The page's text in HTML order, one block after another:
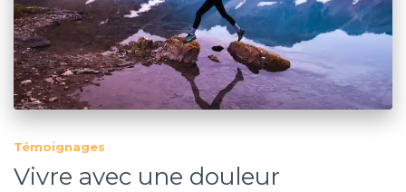
Témoignages
Vivre avec une douleur